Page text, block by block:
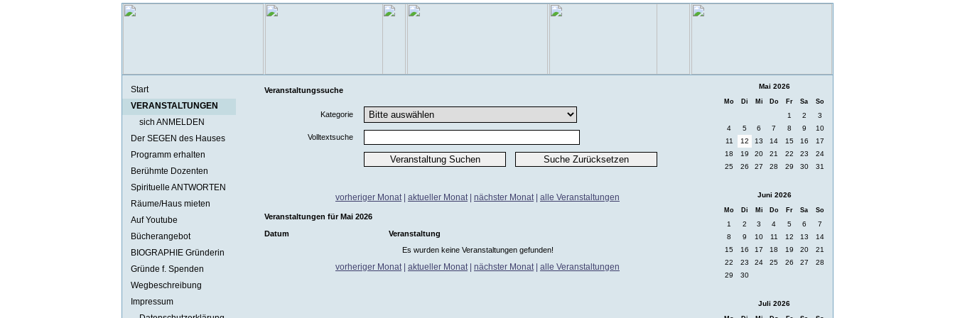
Start
VERANSTALTUNGEN
sich ANMELDEN
Der SEGEN des Hauses
Programm erhalten
Berühmte Dozenten
Spirituelle ANTWORTEN
Räume/Haus mieten
Auf Youtube
Bücherangebot
BIOGRAPHIE Gründerin
Gründe f. Spenden
Wegbeschreibung
Impressum
Mai 2026
Mo Di Mi Do Fr Sa So
1 2
3
4
5 6 7 8 9
10
11
12 13 14 15 16
17
18
19 20 21 22 23
24
25
26 27 28 29 30 31
Juni 2026
Mo Di Mi Do Fr Sa So
1 2 3 4 5 6
7
8
9 10 11 12 13
14
15
16 17 18 19 20
21
22
23 24 25 26 27
28
29
30
Juli 2026
Veranstaltungssuche
Kategorie
Volltextsuche
vorheriger Monat| aktueller Monat| nächster Monat| alle Veranstaltungen
Veranstaltungen für Mai 2026
Datum
Veranstaltung
Es wurden keine Veranstaltungen gefunden!
vorheriger Monat| aktueller Monat| nächster Monat| alle Veranstaltungen